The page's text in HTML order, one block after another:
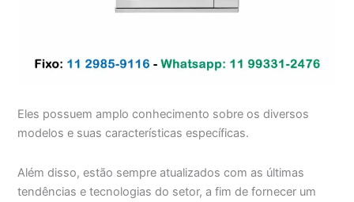
Eles possuem amplo conhecimento sobre os diversos
modelos e suas características específicas.
Além disso, estão sempre atualizados com as últimas
tendências e tecnologias do setor, a fim de fornecer um